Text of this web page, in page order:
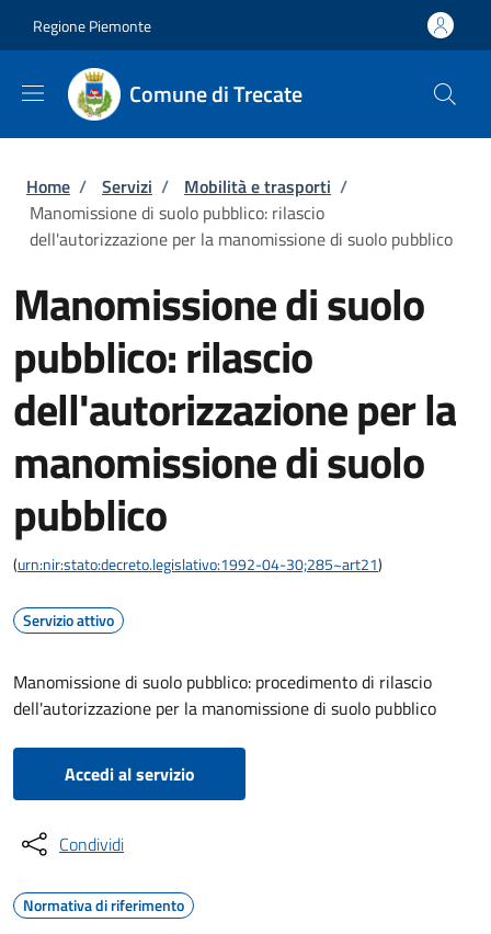
Regione Piemonte
Comune di Trecate
Briciole di pane
Home / Servizi / Mobilità e trasporti /
Manomissione di suolo pubblico: rilascio
dell'autorizzazione per la manomissione di suolo pubblico
Manomissione di suolo
pubblico: rilascio
dell'autorizzazione per la
manomissione di suolo
pubblico
(urn:nir:stato:decreto.legislativo:1992-04-30;285~art21)
Servizio attivo
Manomissione di suolo pubblico: procedimento di rilascio
dell'autorizzazione per la manomissione di suolo pubblico
Accedi al servizio
Condividi
Normativa di riferimento